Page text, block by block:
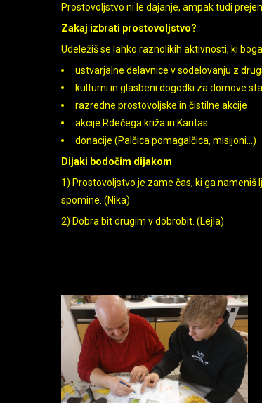
Prostovoljstvo ni le dajanje, ampak tudi
Zakaj izbrati prostovoljstvo?
Udeležiš se lahko raznolikih aktivnosti, ki
ustvarjalne delavnice v sodelovanju z
kulturni in glasbeni dogodki za domove
razredne prostovoljske in čistilne akcije
akcije Rdečega križa in Karitas
donacije (Palčica pomagalčica, misijoni…)
Dijaki bodočim dijakom
1) Prostovoljstvo je zame čas, ki ga
spomine. (Nika)
2) Dobra bit drugim v dobrobit. (Lejla)